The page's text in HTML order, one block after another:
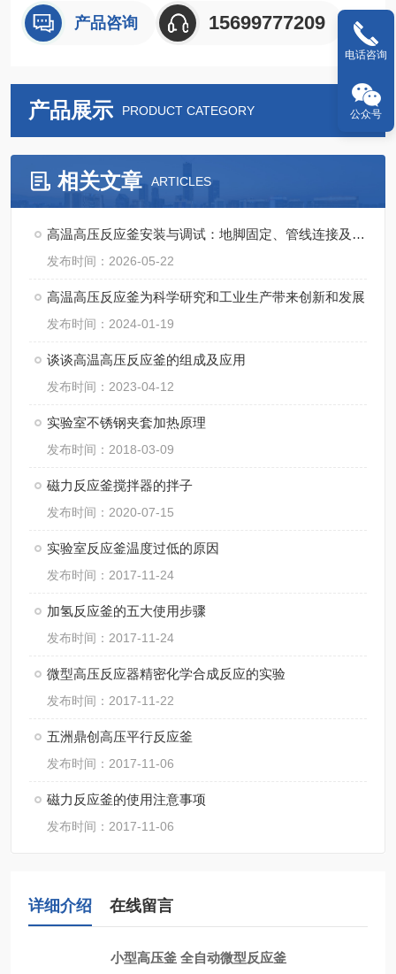
产品咨询 15699777209
产品展示 PRODUCT CATEGORY
相关文章 ARTICLES
高温高压反应釜安装与调试：地脚固定、管线连接及试压流程
发布时间：2026-05-22
高温高压反应釜为科学研究和工业生产带来创新和发展
发布时间：2024-01-19
谈谈高温高压反应釜的组成及应用
发布时间：2023-04-12
实验室不锈钢夹套加热原理
发布时间：2018-03-09
磁力反应釜搅拌器的拌子
发布时间：2020-07-15
实验室反应釜温度过低的原因
发布时间：2017-11-24
加氢反应釜的五大使用步骤
发布时间：2017-11-24
微型高压反应器精密化学合成反应的实验
发布时间：2017-11-22
五洲鼎创高压平行反应釜
发布时间：2017-11-06
磁力反应釜的使用注意事项
发布时间：2017-11-06
详细介绍 在线留言
小型高压釜 全自动微型反应釜
电话咨询
公众号